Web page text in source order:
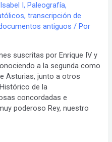
Isabel I,Paleografía,
,transcripción de
antiguos / Por
suscritas por Enrique IV y
a la segunda como
Asturias, junto a otros
de la
concordadas e
poderoso Rey, nuestro